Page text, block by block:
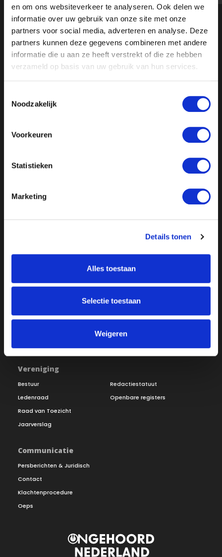
en om ons websiteverkeer te analyseren. Ook delen we
informatie over uw gebruik van onze site met onze
partners voor social media, adverteren en analyse. Deze
partners kunnen deze gegevens combineren met andere
informatie die u aan ze heeft verstrekt of die ze hebben
verzameld op basis van uw gebruik van hun services.
Noodzakelijk
Voorkeuren
Statistieken
Marketing
Details tonen
Alles toestaan
Selectie toestaan
Weigeren
Of luister de uitzending terug op Spotify
Over ON!
Word lid
Steunbetuigingen
Vacatures
Vereniging
Bestuur
Ledenraad
Raad van Toezicht
Jaarverslag
Redactiestatuut
Openbare registers
Communicatie
Persberichten & Juridisch
Contact
Klachtenprocedure
Oeps